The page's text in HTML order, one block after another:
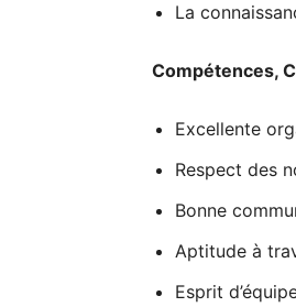
La
Compétences,
Excellente
Respect des
Bonne
Aptitude à
Esprit